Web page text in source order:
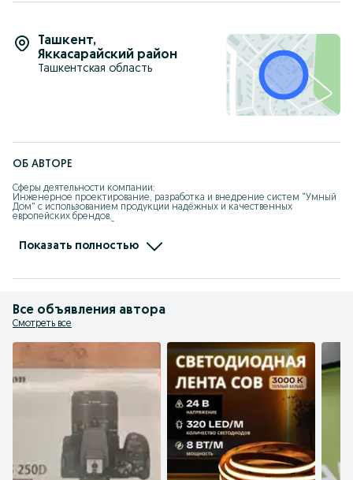
Ташкент,
Яккасарайский район
Ташкентская область
ОБ АВТОРЕ
Сферы деятельности компании:
Инженерное проектирование, разработка и внедрение систем “Умный
Дом” с использованием продукции надёжных и качественных
европейских брендов.
- Legrand (Франция)
- Lumines (Польша)
- Energizer (США)
- Brennenstuhl (Германия)
Показать полностью
Все объявления автора
Смотреть все